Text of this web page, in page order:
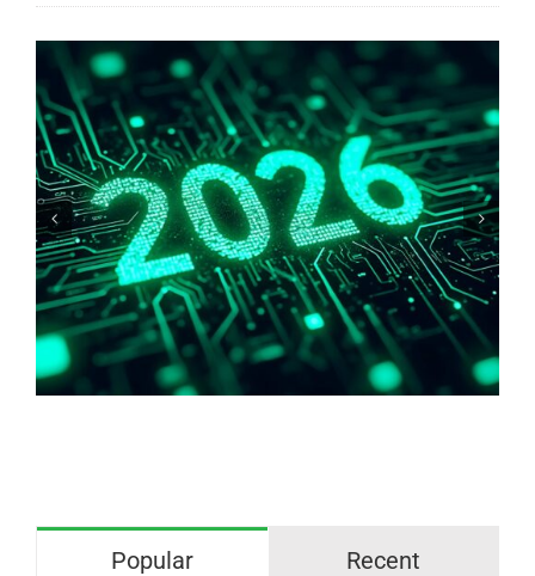
Warum haben wir Angst vor
blankem/freiliegendes Kupfer?
Popular Recent